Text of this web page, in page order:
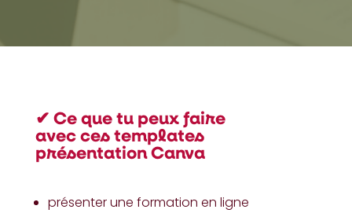
✔︎ Ce que tu peux faire
avec ces templates
présentation Canva
présenter une formation en ligne